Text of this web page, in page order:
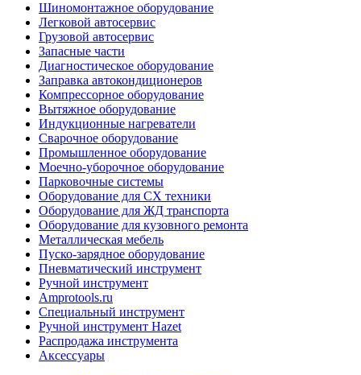
Шиномонтажное оборудование
Легковой автосервис
Грузовой автосервис
Запасные части
Диагностическое оборудование
Заправка автокондиционеров
Компрессорное оборудование
Вытяжное оборудование
Индукционные нагреватели
Сварочное оборудование
Промышленное оборудование
Моечно-уборочное оборудование
Парковочные системы
Оборудование для СХ техники
Оборудование для ЖД транспорта
Оборудование для кузовного ремонта
Металлическая мебель
Пуско-зарядное оборудование
Пневматический инструмент
Ручной инструмент
Amprotools.ru
Специальный инструмент
Ручной инструмент Hazet
Распродажа инструмента
Аксессуары